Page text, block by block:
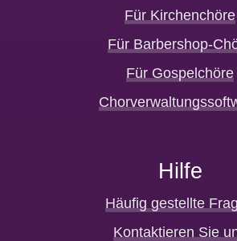
Für Kirchenchöre
Für Barbershop-
Für Gospelchöre
Hilfe
Häufig gestellte
Kontaktieren Sie